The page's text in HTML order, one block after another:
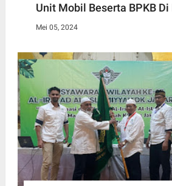
Unit Mobil Beserta BPKB Di
Mei 05, 2024